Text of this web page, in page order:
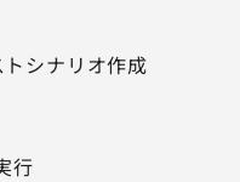
シナリオ作成
行